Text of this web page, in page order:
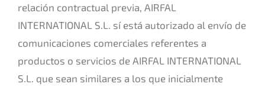
relación contractual previa, AIRFAL
INTERNATIONAL S.L. sí está autorizado al envío de
comunicaciones comerciales referentes a
productos o servicios de AIRFAL INTERNATIONAL
S.L. que sean similares a los que inicialmente